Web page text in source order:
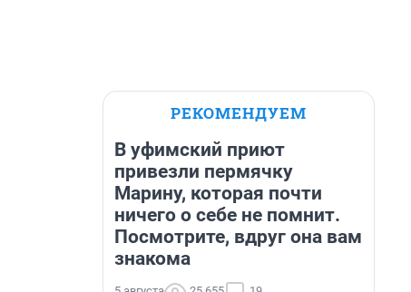
РЕКОМЕНДУЕМ
В уфимский приют
привезли пермячку
Марину, которая почти
ничего о себе не помнит.
Посмотрите, вдруг она вам
знакома